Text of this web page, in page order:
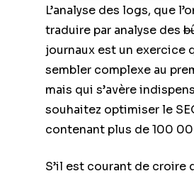
L’analyse des logs, que
traduire par analyse des
journaux est un exercice
sembler complexe au
mais qui s’avère
souhaitez optimiser le
contenant plus de 100
S’il est courant de croire